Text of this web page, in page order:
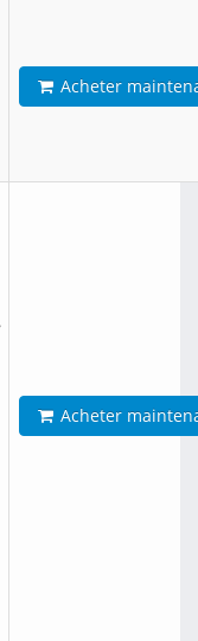
Acheter
Acheter